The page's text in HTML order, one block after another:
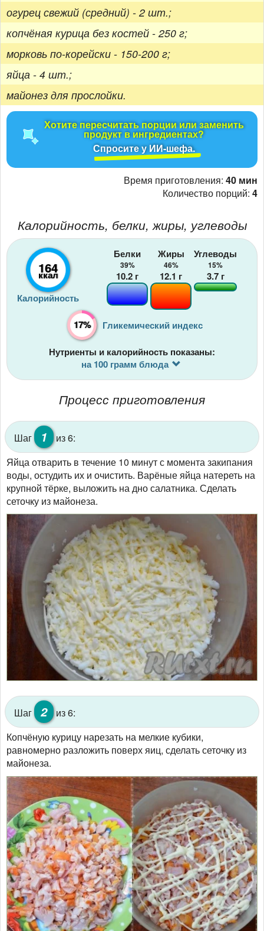
огурец свежий (средний) - 2 шт.;
копчёная курица без костей - 250 г;
морковь по-корейски - 150-200 г;
яйца - 4 шт.;
майонез для прослойки.
Хотите пересчитать порции или заменить
продукт в ингредиентах?
Спросите у ИИ-шефа.
Время приготовления: 40 мин
Количество порций: 4
Калорийность, белки, жиры, углеводы
164
ккал
Калорийность
Белки
39%
10.2 г
Жиры
46%
12.1 г
Углеводы
15%
3.7г
17% Гликемический индекс
Нутриенты и калорийность показаны:
на 100 грамм блюда
Процесс приготовления
Шаг 1
из 6:
Яйца отварить в течение 10 минут с момента закипания
воды, остудить их и очистить. Варёные яйца натереть на
крупной тёрке, выложить на дно салатника. Сделать
сеточку из майонеза.
Шаг 2
из 6:
Копчёную курицу нарезать на мелкие кубики,
равномерно разложить поверх яиц, сделать сеточку из
майонеза.